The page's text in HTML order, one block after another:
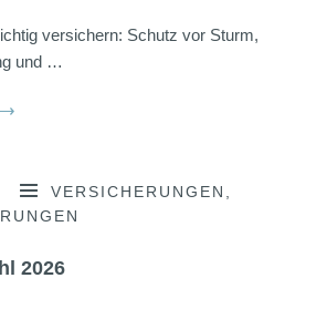
versichern: Schutz vor Sturm,
und …
VERSICHERUNGEN
2026